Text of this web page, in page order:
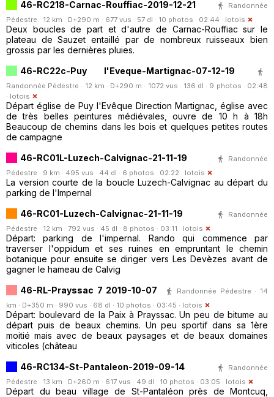
46-RC218-Carnac-Rouffiac-2019-12-21
Randonnée
Pédestre · 12 km · D+290 m · 677 vus · 57 dl · 10 photos · 02:44 · lotois
Deux boucles de part et d'autre de Carnac-Rouffiac sur le
plateau de Sauzet entaillé par de nombreux ruisseaux bien
grossis par les dernières pluies.
46-RC22c-Puy l'Eveque-Martignac-07-12-19
Randonnée Pédestre · 12 km · D+290 m · 1072 vus · 136 dl · 9 photos · 02:48
· lotois
Départ église de Puy l'Evêque Direction Martignac, église avec
de très belles peintures médiévales, ouvre de 10 h à 18h
Beaucoup de chemins dans les bois et quelques petites routes
de campagne
46-RC01L-Luzech-Calvignac-21-11-19
Randonnée
Pédestre · 9 km · 495 vus · 44 dl · 6 photos · 02:22 · lotois
La version courte de la boucle Luzech-Calvignac au départ du
parking de l'Impernal
46-RC01-Luzech-Calvignac-21-11-19
Randonnée
Pédestre · 12 km · 792 vus · 45 dl · 8 photos · 03:11 · lotois
Départ: parking de l'impernal. Rando qui commence par
traverser l'oppidum et ses ruines en empruntant le chemin
botanique pour ensuite se diriger vers Les Devèzes avant de
gagner le hameau de Calvig
46-RL-Prayssac 7 2019-10-07
Randonnée Pédestre · 14
km · D+350 m · 990 vus · 68 dl · 10 photos · 03:45 · lotois
Départ: boulevard de la Paix à Prayssac. Un peu de bitume au
départ puis de beaux chemins. Un peu sportif dans sa 1ère
moitié mais avec de beaux paysages et de beaux domaines
viticoles (château
46-RC134-St-Pantaleon-2019-09-14
Randonnée
Pédestre · 13 km · D+260 m · 617 vus · 49 dl · 10 photos · 03:05 · lotois
Départ du beau village de St-Pantaléon près de Montcuq,